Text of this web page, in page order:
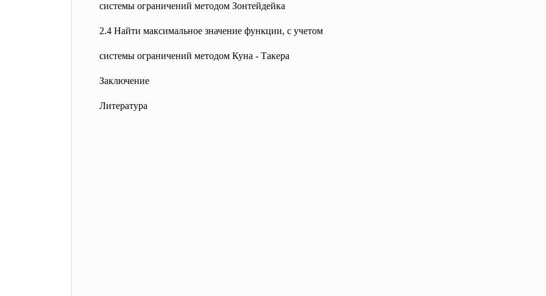
системы ограничений методом Зонтейдейка
2.4 Найти максимальное значение функции, с учетом
системы ограничений методом Куна - Такера
Заключение
Литература